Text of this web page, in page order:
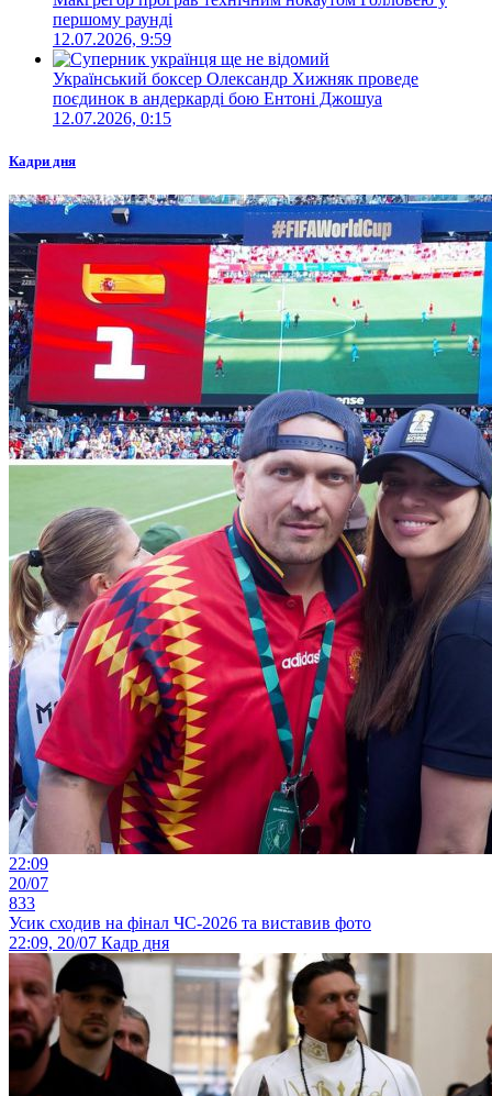
першому раунді
12.07.2026, 9:59
Український боксер Олександр Хижняк проведе
поєдинок в андеркарді бою Ентоні Джошуа
12.07.2026, 0:15
Кадри дня
22:09
20/07
833
Усик сходив на фінал ЧС-2026 та виставив фото
22:09, 20/07 Кадр дня